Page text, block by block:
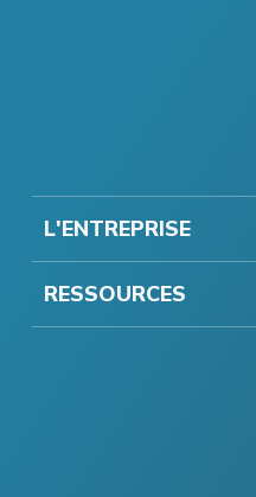
L'ENTREPRISE
RESSOURCES